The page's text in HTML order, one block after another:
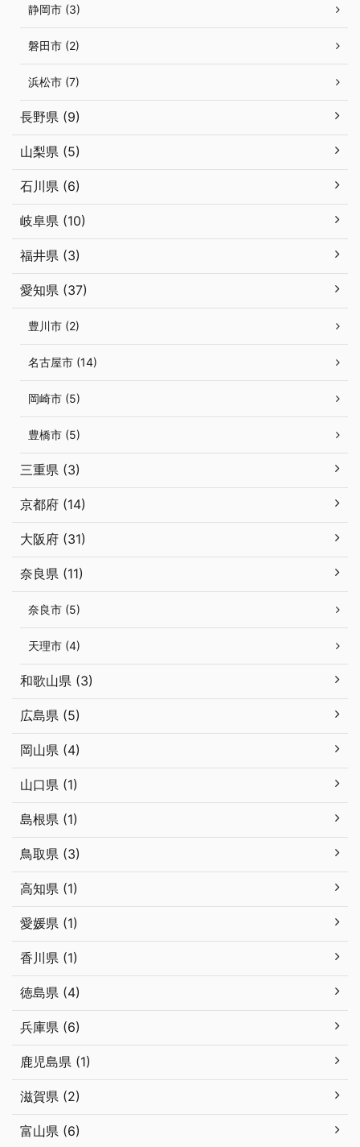
静岡市 (3)
磐田市 (2)
浜松市 (7)
長野県 (9)
山梨県 (5)
石川県 (6)
岐阜県 (10)
福井県 (3)
愛知県 (37)
豊川市 (2)
名古屋市 (14)
岡崎市 (5)
豊橋市 (5)
三重県 (3)
京都府 (14)
大阪府 (31)
奈良県 (11)
奈良市 (5)
天理市 (4)
和歌山県 (3)
広島県 (5)
岡山県 (4)
山口県 (1)
島根県 (1)
鳥取県 (3)
高知県 (1)
愛媛県 (1)
香川県 (1)
徳島県 (4)
兵庫県 (6)
鹿児島県 (1)
滋賀県 (2)
富山県 (6)